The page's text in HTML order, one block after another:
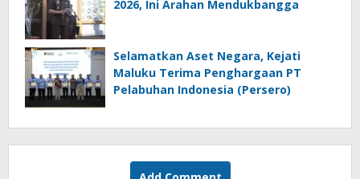
2026, Ini Arahan Mendukbangga
Selamatkan Aset Negara, Kejati
Maluku Terima Penghargaan PT
Pelabuhan Indonesia (Persero)